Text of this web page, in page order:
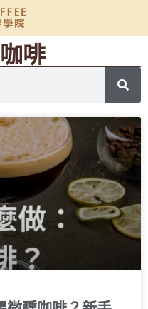
啡